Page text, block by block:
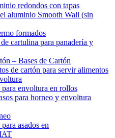
redondos con tapas
aluminio Smooth Wall (sin
formados
cartulina para panadería y
– Bases de Cartón
de cartón para servir alimentos
envoltura en rollos
para horneo y envoltura
asados en